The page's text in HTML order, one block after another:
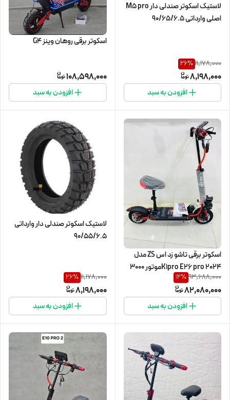
لاستیک اسکوتر صندلی دار M5 pro
اصلی وارداتی 90/65/6.5
11,178,000
26%
8,198,000
افزودن به سبد
اسکوتر برقی روهان وینز G4
108,598,000
افزودن به سبد
اسکوتر برقی تاشو زد اس ZS مدل
K1pro E26 pro 2024موتور ۳۰۰۰
وات
93,688,000
12%
82,080,000
افزودن به سبد
لاستیک اسکوتر صندلی دار وارداتی
90/55/6.5
11,178,000
26%
8,198,000
افزودن به سبد